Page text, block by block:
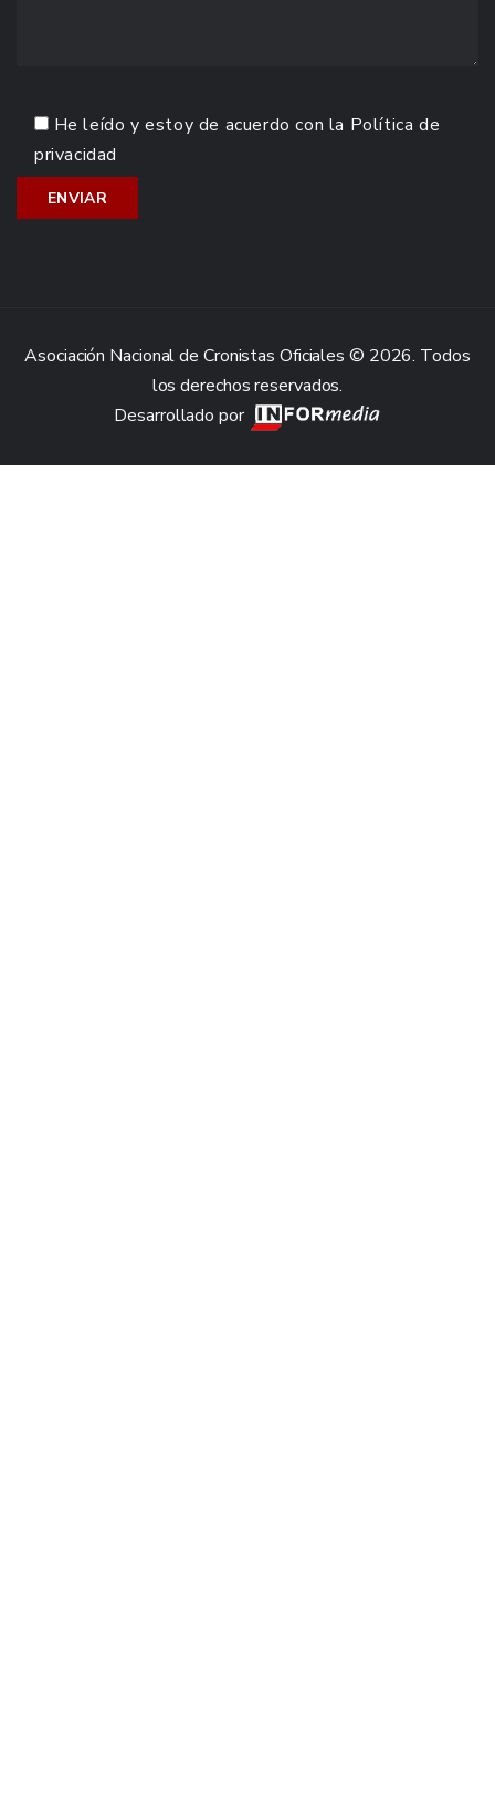
He leído y estoy de acuerdo con la Política de
privacidad
Asociación Nacional de Cronistas Oficiales © 2026. Todos
los derechos reservados.
Desarrollado por